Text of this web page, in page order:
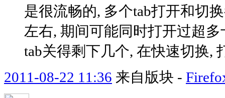
是很流畅的, 多个tab打开和切
左右, 期间可能同时打开过超
tab关得剩下几个, 在快速切换,
2011-08-22 11:36 来自版块 -